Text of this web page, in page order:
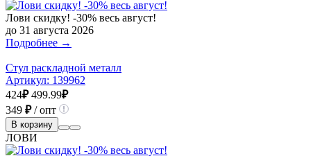
Лови скидку! -30% весь август!
до 31 августа 2026
Подробнее →
Стул раскладной металл
Артикул: 139962
424₽ 499.99₽
349 ₽/ опт
В корзину
ЛОВИ